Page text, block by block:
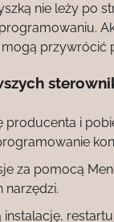
nie leży po
przywrócić
producenta i
za pomocą
narzędzi.
instalację,